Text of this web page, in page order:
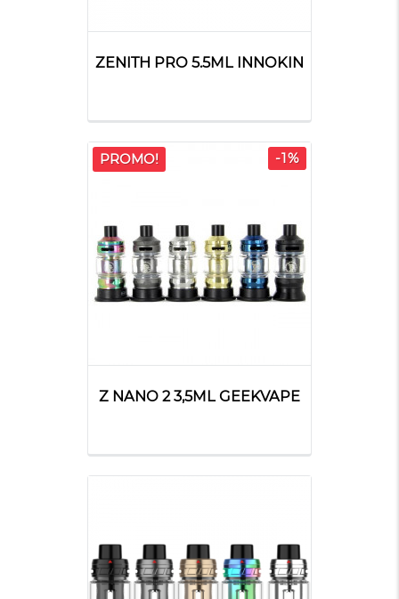
ZENITH PRO 5.5ML INNOKIN
PROMO! -1%
Z NANO 2 3,5ML GEEKVAPE